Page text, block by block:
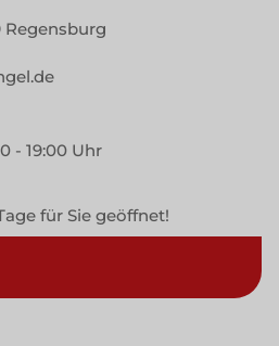
Regensburg
- 19:00 Uhr
für Sie geöffnet!